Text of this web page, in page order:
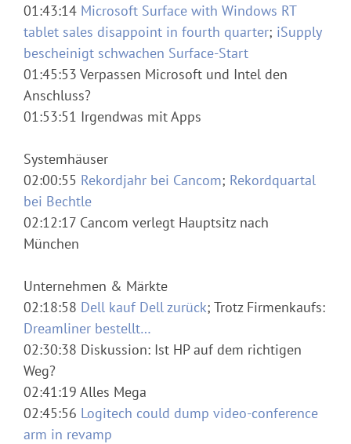
01:43:14 Microsoft Surface with Windows RT
tablet sales disappoint in fourth quarter; iSupply
bescheinigt schwachen Surface-Start
01:45:53 Verpassen Microsoft und Intel den
Anschluss?
01:53:51 Irgendwas mit Apps
Systemhäuser
02:00:55 Rekordjahr bei Cancom; Rekordquartal
bei Bechtle
02:12:17 Cancom verlegt Hauptsitz nach
München
Unternehmen & Märkte
02:18:58 Dell kauf Dell zurück; Trotz Firmenkaufs:
Dreamliner bestellt…
02:30:38 Diskussion: Ist HP auf dem richtigen
Weg?
02:41:19 Alles Mega
02:45:56 Logitech could dump video-conference
arm in revamp